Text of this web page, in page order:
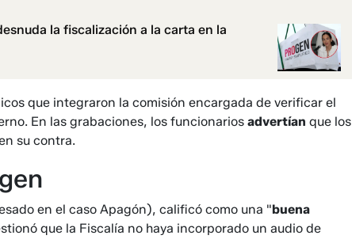
la fiscalización a la carta en la
que integraron la comisión encargada de verificar el
En las grabaciones, los funcionarios advertían que los
su contra.
en el caso Apagón), calificó como una "buena
que la Fiscalía no haya incorporado un audio de